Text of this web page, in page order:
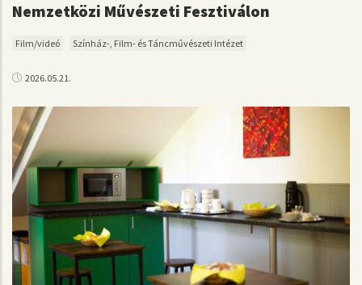
Nemzetközi Művészeti Fesztiválon
Film/videó Színház-, Film- és Táncművészeti Intézet
2026.05.21.